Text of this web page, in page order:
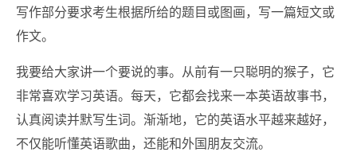
写作部分要求考生根据所给的题目或图画，写一篇短文或
作文。
我要给大家讲一个要说的事。从前有一只聪明的猴子，它
非常喜欢学习英语。每天，它都会找来一本英语故事书，
认真阅读并默写生词。渐渐地，它的英语水平越来越好，
不仅能听懂英语歌曲，还能和外国朋友交流。